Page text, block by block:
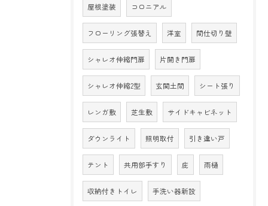
屋根塗装 コロニアル
フローリング張替え 洋室 間仕切り壁
シャレオ伸縮門扉 片開き門扉
シャレオ伸縮2型 玄関土間 シート張り
レンガ敷 芝生敷 サイドキャビネット
ダウンライト 照明取付 引き違い戸
テント 共用部手すり 庇 雨樋
収納付きトイレ 手洗い器新設